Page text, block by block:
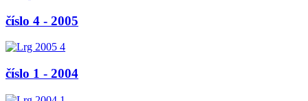
číslo 4 - 2005
číslo 1 - 2004